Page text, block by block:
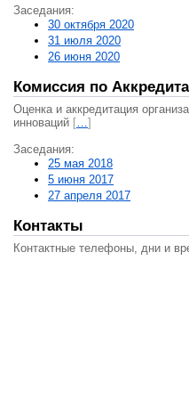
Заседания:
30 октября 2020
31 июля 2020
26 июня 2020
Комиссия по
Оценка и аккредитация
инноваций […]
Заседания:
25 мая 2018
5 июня 2017
27 апреля 2017
Контакты
Контактные телефоны, дни и